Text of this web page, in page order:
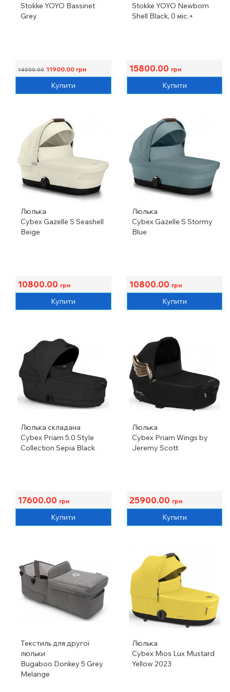
Stokke YOYO Bassinet
Grey
14000.00 11900.00 грн
Купити
Stokke YOYO Newborn
Shell Black, 0 міс.+
15800.00 грн
Купити
Люлька
Cybex Gazelle S Seashell
Beige
10800.00 грн
Купити
Люлька
Cybex Gazelle S Stormy
Blue
10800.00 грн
Купити
Люлька складана
Cybex Priam 5.0 Style
Collection Sepia Black
17600.00 грн
Купити
Люлька
Cybex Priam Wings by
Jeremy Scott
25900.00 грн
Купити
Текстиль для другої
люльки
Bugaboo Donkey 5 Grey
Melange
Люлька
Cybex Mios Lux Mustard
Yellow 2023